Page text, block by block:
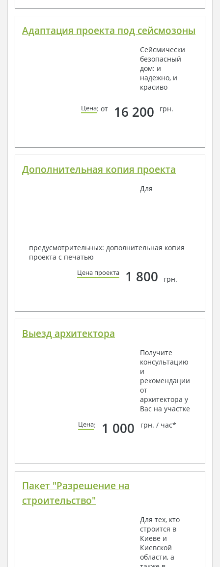
Адаптация проекта под сейсмозоны
Сейсмически
безопасный
дом: и
надежно, и
красиво
Цена: от 16 200 грн.
Дополнительная копия проекта
Для
предусмотрительных: дополнительная копия
проекта с печатью
Цена проекта 1 800 грн.
Выезд архитектора
Получите
консультацию
и
рекомендации
от
архитектора у
Вас на участке
Цена: 1 000 грн. / час*
Пакет "Разрешение на
строительство"
Для тех, кто
строится в
Киеве и
Киевской
области, а